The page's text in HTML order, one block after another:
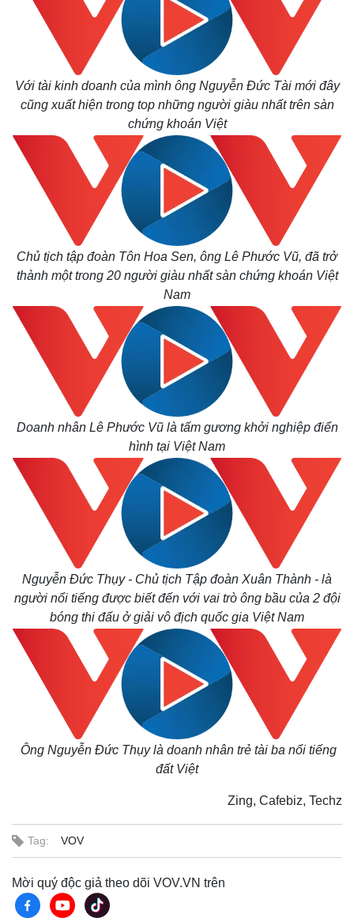
Kinh tế
Bất động sản
Khởi nghiệp
Thị trường
Giá vàng
Tiêu dùng
Chứng khoán
Giá cà phê
Với tài kinh doanh của mình ông Nguyễn Đức Tài mới đây
cũng xuất hiện trong top những người giàu nhất trên sàn
chứng khoán Việt
Chủ tịch tập đoàn Tôn Hoa Sen, ông Lê Phước Vũ, đã trở
thành một trong 20 người giàu nhất sàn chứng khoán Việt
Nam
Doanh nhân Lê Phước Vũ là tấm gương khởi nghiệp điển
hình tại Việt Nam
Nguyễn Đức Thụy - Chủ tịch Tập đoàn Xuân Thành - là
người nổi tiếng được biết đến với vai trò ông bầu của 2 đội
bóng thi đấu ở giải vô địch quốc gia Việt Nam
Ông Nguyễn Đức Thụy là doanh nhân trẻ tài ba nổi tiếng
đất Việt
Zing, Cafebiz, Techz
Tag: VOV
Mời quý độc giả theo dõi VOV.VN trên